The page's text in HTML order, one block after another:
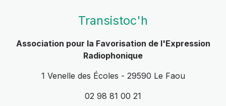
Transistoc'h
Association pour la Favorisation de l'Expression
Radiophonique
1 Venelle des Écoles - 29590 Le Faou
02 98 81 00 21